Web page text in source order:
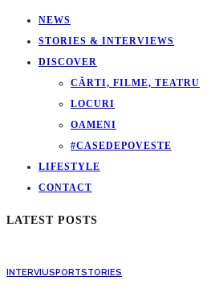
NEWS
STORIES & INTERVIEWS
DISCOVER
CĂRTI, FILME, TEATRU
LOCURI
OAMENI
#CASEDEPOVESTE
LIFESTYLE
CONTACT
LATEST POSTS
INTERVIUSPORTSTORIES